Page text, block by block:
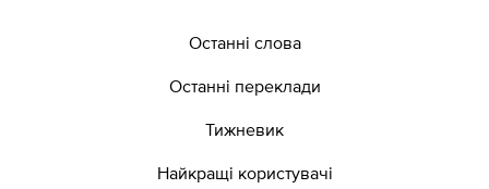
Останні слова
Останні переклади
Тижневик
Найкращі користувачі